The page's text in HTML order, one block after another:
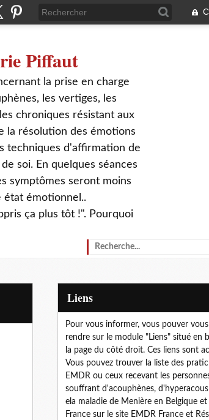
Piffaut
la prise en charge
les vertiges, les
chroniques résistant aux
la résolution des émotions
techniques d'affirmation de
soi. En quelques séances
symptômes seront moins
état émotionnel..
ça plus tôt !". Pourquoi
Liens
Pour vous informer, vous pouver vous
rendre sur le module "Liens" situé en
la page du côté droit. Ces liens sont
Vous pouvez trouver la liste des
EMDR ou ceux recevant les
souffrant d'acouphènes,
ela maladie de Menière en Belgique et
France sur le site EMDR France et